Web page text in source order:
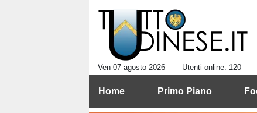
Ven 07 agosto 2026 Utenti online: 120
Home Primo Piano